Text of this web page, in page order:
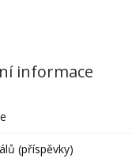
informace
(příspěvky)